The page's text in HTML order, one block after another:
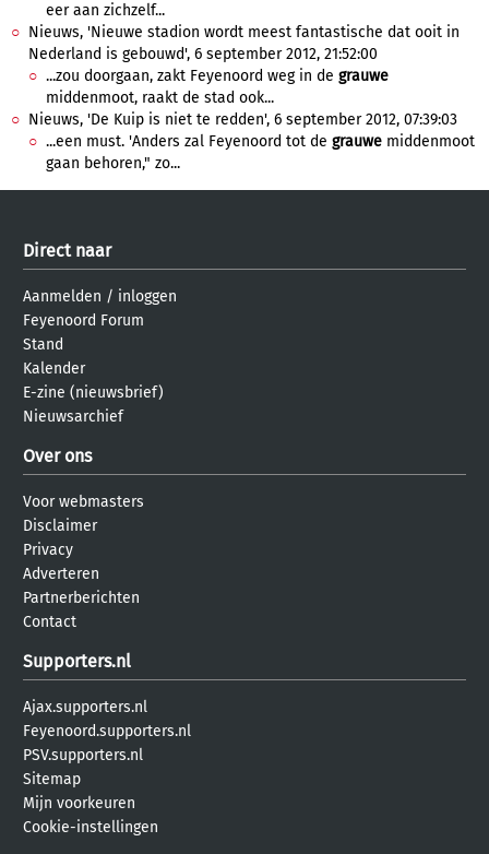
eer aan zichzelf...
Nieuws, 'Nieuwe stadion wordt meest fantastische dat ooit in
Nederland is gebouwd', 6 september 2012, 21:52:00
...zou doorgaan, zakt Feyenoord weg in de grauwe
middenmoot, raakt de stad ook...
Nieuws, 'De Kuip is niet te redden', 6 september 2012, 07:39:03
...een must. 'Anders zal Feyenoord tot de grauwe middenmoot
gaan behoren," zo...
Direct naar
Aanmelden / inloggen
Feyenoord Forum
Stand
Kalender
E-zine (nieuwsbrief)
Nieuwsarchief
Over ons
Voor webmasters
Disclaimer
Privacy
Adverteren
Partnerberichten
Contact
Supporters.nl
Ajax.supporters.nl
Feyenoord.supporters.nl
PSV.supporters.nl
Sitemap
Mijn voorkeuren
Cookie-instellingen